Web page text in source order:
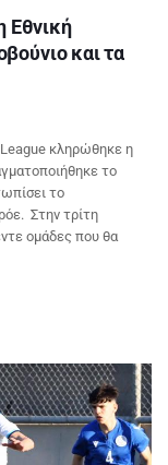
Εθνική
και τα
League κληρώθηκε η
το
το
Στην τρίτη
ομάδες που θα